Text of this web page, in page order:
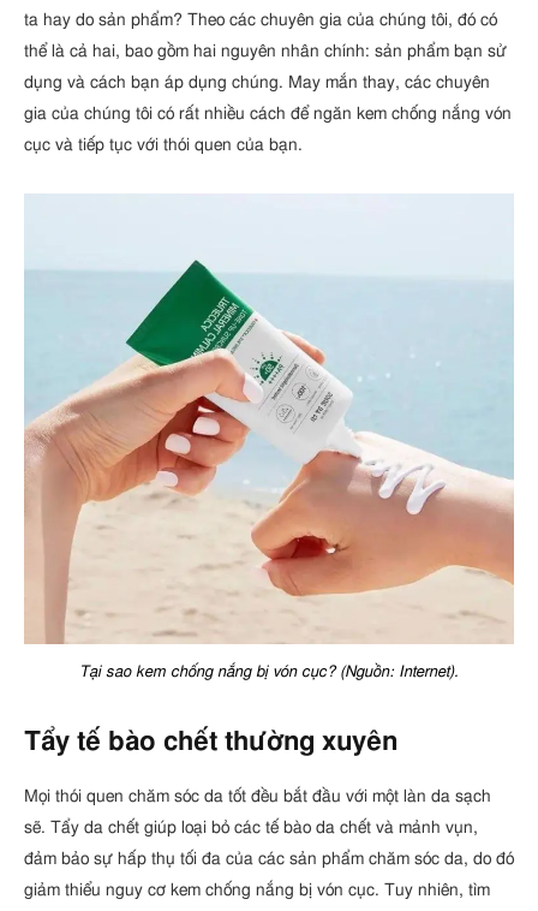
ta hay do sản phẩm? Theo các chuyên gia của chúng tôi, đó có
thể là cả hai, bao gồm hai nguyên nhân chính: sản phẩm bạn sử
dụng và cách bạn áp dụng chúng. May mắn thay, các chuyên
gia của chúng tôi có rất nhiều cách để ngăn kem chống nắng vón
cục và tiếp tục với thói quen của bạn.
Tại sao kem chống nắng bị vón cục? (Nguồn: Internet).
Tẩy tế bào chết thường xuyên
Mọi thói quen chăm sóc da tốt đều bắt đầu với một làn da sạch
sẽ. Tẩy da chết giúp loại bỏ các tế bào da chết và mảnh vụn,
đảm bảo sự hấp thụ tối đa của các sản phẩm chăm sóc da, do đó
giảm thiểu nguy cơ kem chống nắng bị vón cục. Tuy nhiên, tìm